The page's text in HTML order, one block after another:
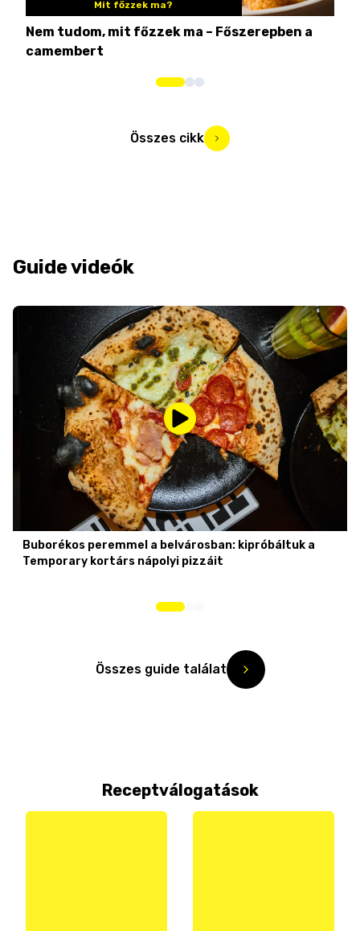
Mit főzzek ma?
Nem tudom, mit főzzek ma – Főszerepben a
camembert
Összes cikk
Guide videók
Buborékos peremmel a belvárosban: kipróbáltuk a
Temporary kortárs nápolyi pizzáit
Összes guide találat
Receptválogatások